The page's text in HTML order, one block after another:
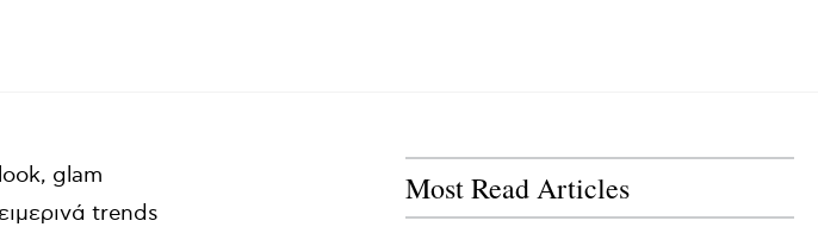
glam
trends
Most Read Articles